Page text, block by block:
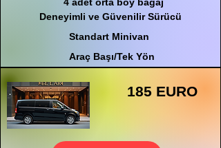
Deneyimli ve Güvenilir Sürücü
Standart Minivan
Araç Başı/Tek Yön
185 EURO